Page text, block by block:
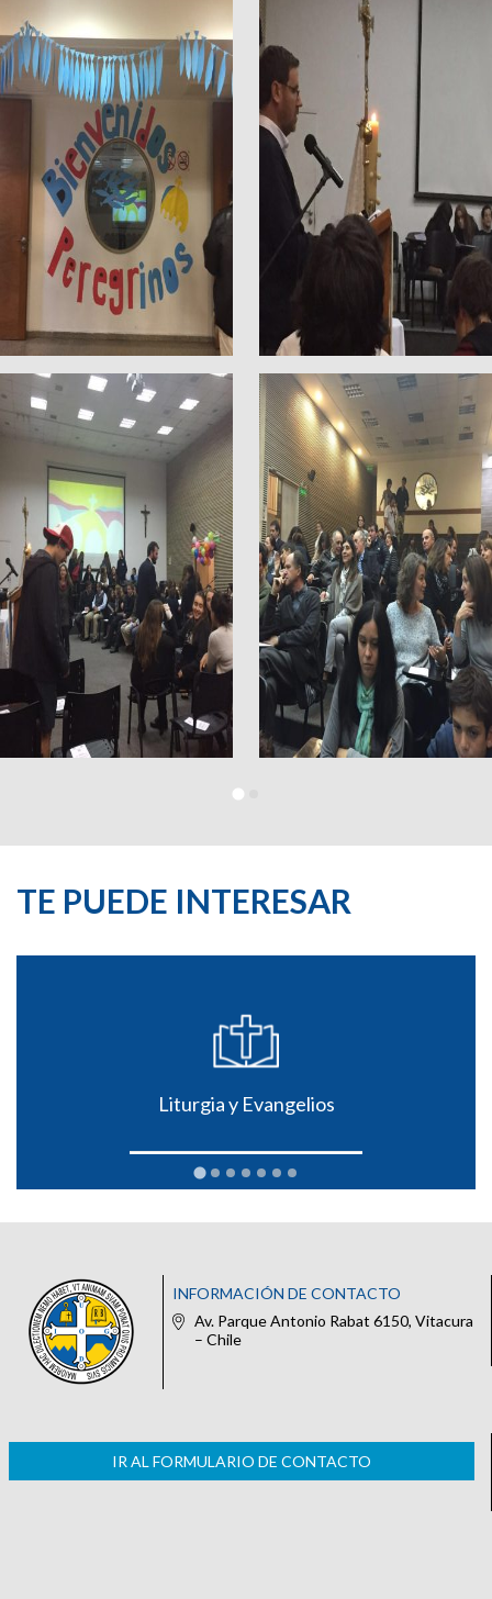
TE PUEDE INTERESAR
Liturgia y Evangelios
INFORMACIÓN DE CONTACTO
Av. Parque Antonio Rabat 6150, Vitacura
– Chile
IR AL FORMULARIO DE CONTACTO